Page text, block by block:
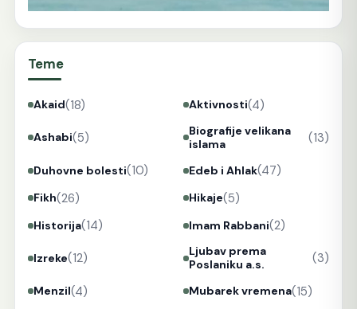
Teme
Akaid(18) Aktivnosti(4)
Ashabi(5)
Biografije velikana
islama
(13)
Duhovne bolesti(10) Edeb i Ahlak(47)
Fikh(26) Hikaje(5)
Historija(14) Imam Rabbani(2)
Izreke(12)
Ljubav prema
Poslaniku a.s.
(3)
Menzil(4) Mubarek vremena(15)